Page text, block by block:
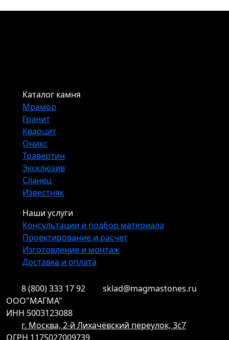
Каталог камня
Мрамор
Гранит
Кварцит
Оникс
Травертин
Эксклюзив
Сланец
Известняк
Наши услуги
Консультации и подбор материала
Проектирование и расчет
Изготовление и монтаж
Доставка и оплата
8 (800) 333 17 92
sklad@magmastones.ru
ООО"МАГМА"
ИНН 5003123088
г. Москва, 2-й Лихачёвский переулок, 3с7
ОГРН 1175027009739